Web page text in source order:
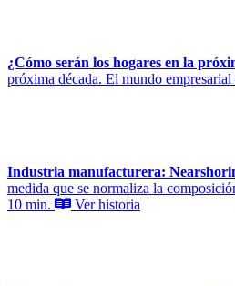
¿Cómo serán los hogares en la
próxima década. El mundo
Industria manufacturera:
medida que se normaliza la
10 min.
Ver historia